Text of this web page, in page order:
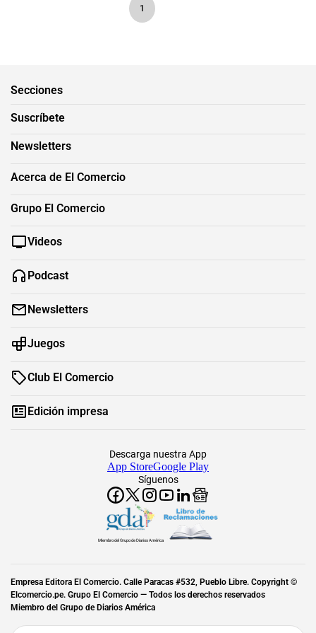
1
Secciones
Suscríbete
Newsletters
Acerca de El Comercio
Grupo El Comercio
Videos
Podcast
Newsletters
Juegos
Club El Comercio
Edición impresa
Síguenos
Descarga nuestra App
App StoreGoogle Play
Miembro del Grupo de Diarios América
Empresa Editora El Comercio. Calle Paracas #532, Pueblo Libre. Copyright ©
Elcomercio.pe. Grupo El Comercio — Todos los derechos reservados
Miembro del Grupo de Diarios América